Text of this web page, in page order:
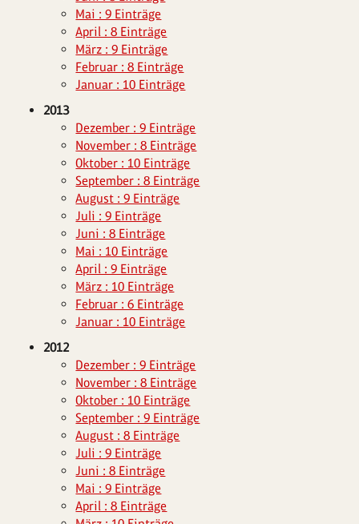
Mai : 9 Einträge
April : 8 Einträge
März : 9 Einträge
Februar : 8 Einträge
Januar : 10 Einträge
2013
Dezember : 9 Einträge
November : 8 Einträge
Oktober : 10 Einträge
September : 8 Einträge
August : 9 Einträge
Juli : 9 Einträge
Juni : 8 Einträge
Mai : 10 Einträge
April : 9 Einträge
März : 10 Einträge
Februar : 6 Einträge
Januar : 10 Einträge
2012
Dezember : 9 Einträge
November : 8 Einträge
Oktober : 10 Einträge
September : 9 Einträge
August : 8 Einträge
Juli : 9 Einträge
Juni : 8 Einträge
Mai : 9 Einträge
April : 8 Einträge